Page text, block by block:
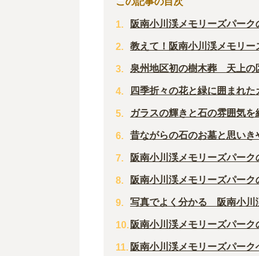
阪南小川渓メモリーズパー
教えて！阪南小川渓メモリー
泉州地区初の樹木葬 天上の
四季折々の花と緑に囲まれ
ガラスの輝きと石の雰囲気を
昔ながらの石のお墓と思いき
阪南小川渓メモリーズパーク
阪南小川渓メモリーズパーク
写真でよく分かる 阪南小川
阪南小川渓メモリーズパーク
阪南小川渓メモリーズパーク